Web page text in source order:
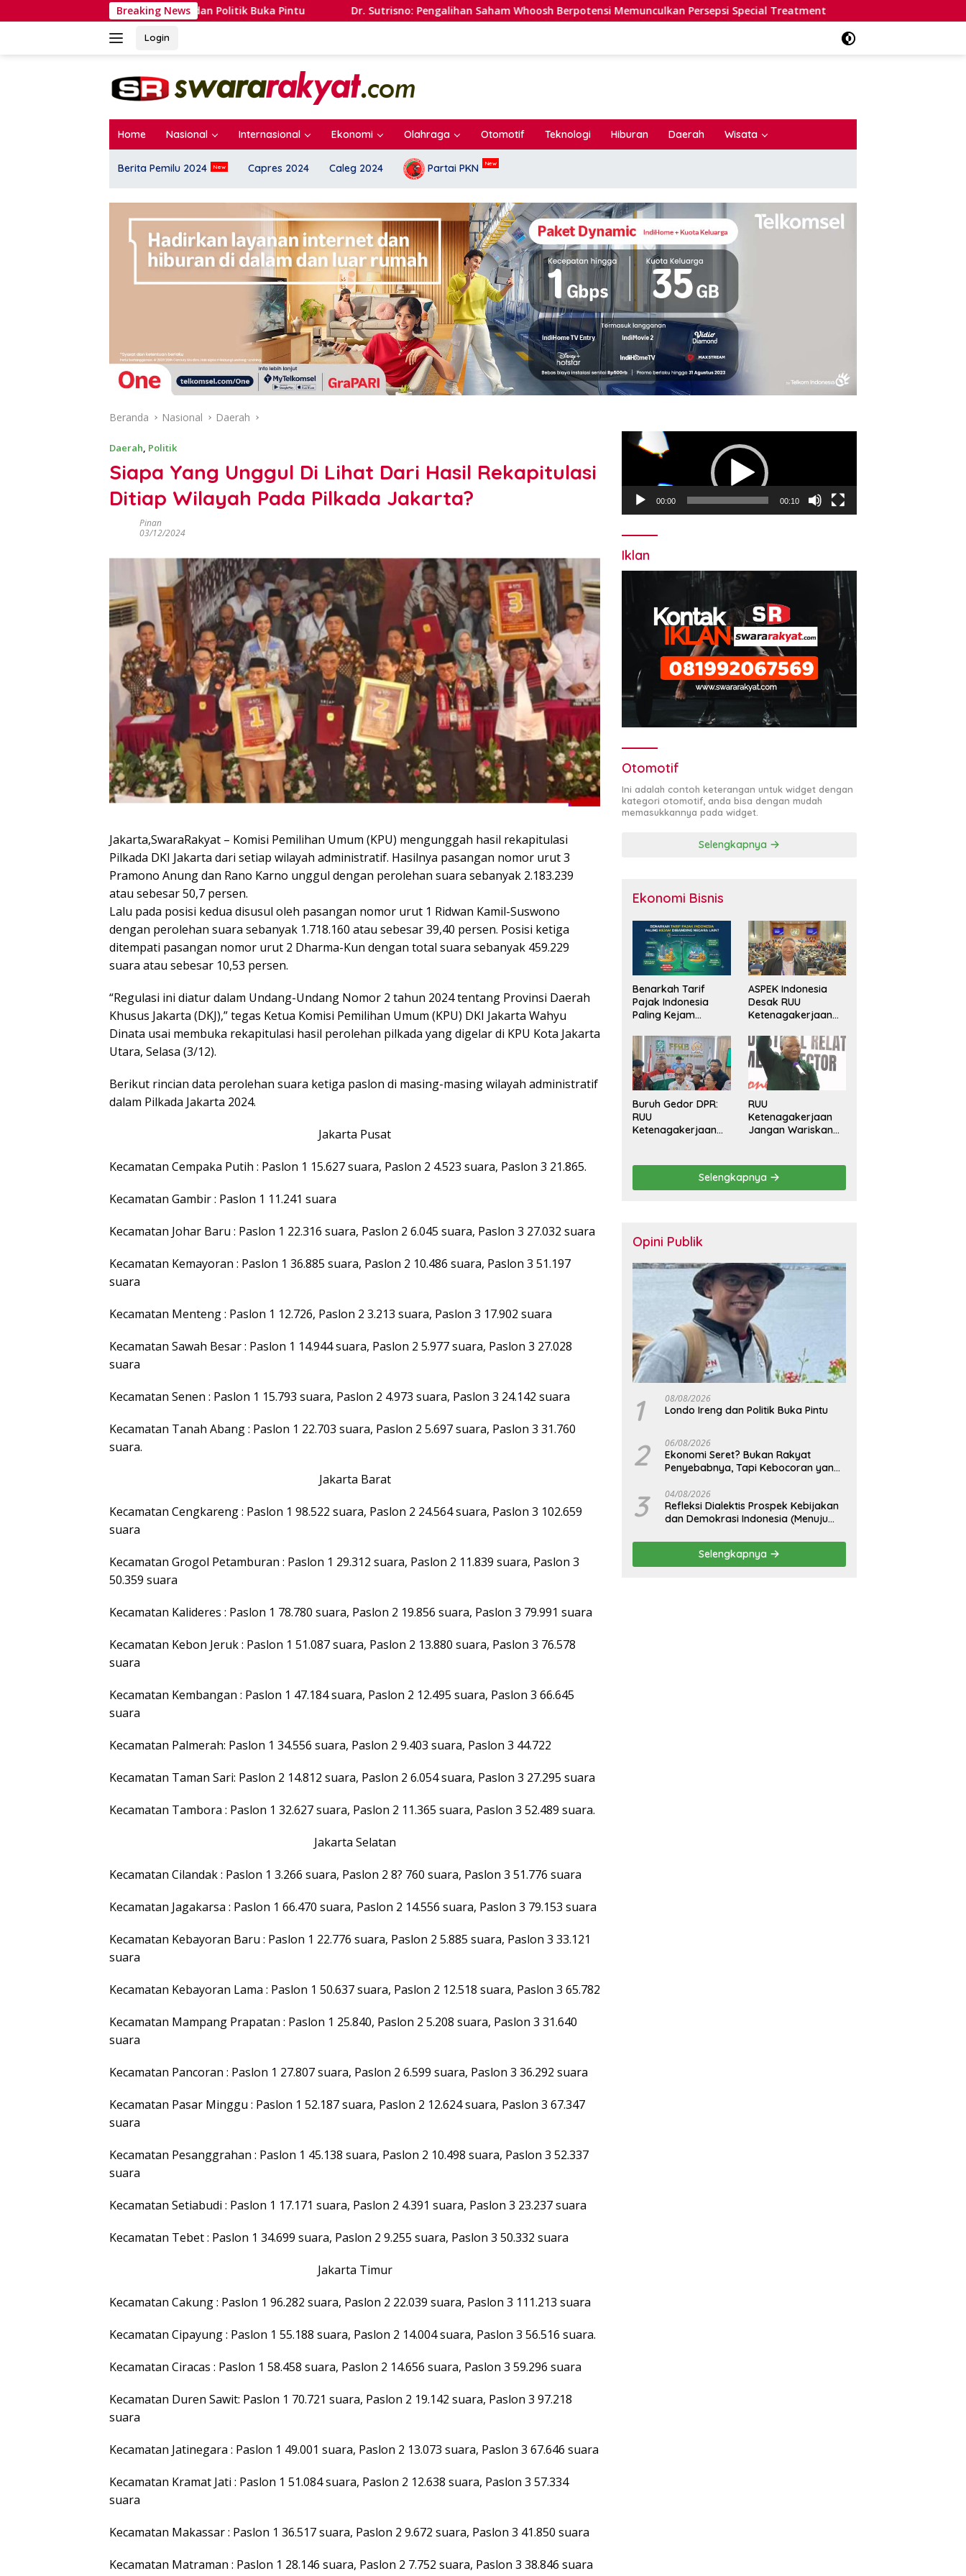
ke
Breaking News
Londo Ireng dan Politik Buka Pintu Dr. Sutrisno: Pengalihan Saham Whoosh Berpotensi Memunculkan Persepsi Special Treatment Heboh Penangkapan Dua
Login
Home Nasional Internasional Ekonomi Olahraga Otomotif Teknologi Hiburan Daerah Wisata
Berita Pemilu 2024 Capres 2024 Caleg 2024 Partai PKN
Beranda Nasional Daerah
Daerah, Politik
Siapa Yang Unggul Di Lihat Dari Hasil Rekapitulasi
Ditiap Wilayah Pada Pilkada Jakarta?
Pinan
03/12/2024
Jakarta,SwaraRakyat – Komisi Pemilihan Umum (KPU) mengunggah hasil rekapitulasi
Pilkada DKI Jakarta dari setiap wilayah administratif. Hasilnya pasangan nomor urut 3
Pramono Anung dan Rano Karno unggul dengan perolehan suara sebanyak 2.183.239
atau sebesar 50,7 persen.
Lalu pada posisi kedua disusul oleh pasangan nomor urut 1 Ridwan Kamil-Suswono
dengan perolehan suara sebanyak 1.718.160 atau sebesar 39,40 persen. Posisi ketiga
ditempati pasangan nomor urut 2 Dharma-Kun dengan total suara sebanyak 459.229
suara atau sebesar 10,53 persen.
“Regulasi ini diatur dalam Undang-Undang Nomor 2 tahun 2024 tentang Provinsi Daerah
Khusus Jakarta (DKJ),” tegas Ketua Komisi Pemilihan Umum (KPU) DKI Jakarta Wahyu
Dinata usai membuka rekapitulasi hasil perolehan pilkada yang digelar di KPU Kota Jakarta
Utara, Selasa (3/12).
Berikut rincian data perolehan suara ketiga paslon di masing-masing wilayah administratif
dalam Pilkada Jakarta 2024.
Jakarta Pusat
Kecamatan Cempaka Putih : Paslon 1 15.627 suara, Paslon 2 4.523 suara, Paslon 3 21.865.
Kecamatan Gambir : Paslon 1 11.241 suara
Kecamatan Johar Baru : Paslon 1 22.316 suara, Paslon 2 6.045 suara, Paslon 3 27.032 suara
Kecamatan Kemayoran : Paslon 1 36.885 suara, Paslon 2 10.486 suara, Paslon 3 51.197
suara
Kecamatan Menteng : Paslon 1 12.726, Paslon 2 3.213 suara, Paslon 3 17.902 suara
Kecamatan Sawah Besar : Paslon 1 14.944 suara, Paslon 2 5.977 suara, Paslon 3 27.028
suara
Kecamatan Senen : Paslon 1 15.793 suara, Paslon 2 4.973 suara, Paslon 3 24.142 suara
Kecamatan Tanah Abang : Paslon 1 22.703 suara, Paslon 2 5.697 suara, Paslon 3 31.760
suara.
Jakarta Barat
Kecamatan Cengkareng : Paslon 1 98.522 suara, Paslon 2 24.564 suara, Paslon 3 102.659
suara
Kecamatan Grogol Petamburan : Paslon 1 29.312 suara, Paslon 2 11.839 suara, Paslon 3
50.359 suara
Kecamatan Kalideres : Paslon 1 78.780 suara, Paslon 2 19.856 suara, Paslon 3 79.991 suara
Kecamatan Kebon Jeruk : Paslon 1 51.087 suara, Paslon 2 13.880 suara, Paslon 3 76.578
suara
Kecamatan Kembangan : Paslon 1 47.184 suara, Paslon 2 12.495 suara, Paslon 3 66.645
suara
Kecamatan Palmerah: Paslon 1 34.556 suara, Paslon 2 9.403 suara, Paslon 3 44.722
Kecamatan Taman Sari: Paslon 2 14.812 suara, Paslon 2 6.054 suara, Paslon 3 27.295 suara
Kecamatan Tambora : Paslon 1 32.627 suara, Paslon 2 11.365 suara, Paslon 3 52.489 suara.
Jakarta Selatan
Kecamatan Cilandak : Paslon 1 3.266 suara, Paslon 2 8? 760 suara, Paslon 3 51.776 suara
Kecamatan Jagakarsa : Paslon 1 66.470 suara, Paslon 2 14.556 suara, Paslon 3 79.153 suara
Kecamatan Kebayoran Baru : Paslon 1 22.776 suara, Paslon 2 5.885 suara, Paslon 3 33.121
suara
Kecamatan Kebayoran Lama : Paslon 1 50.637 suara, Paslon 2 12.518 suara, Paslon 3 65.782
Kecamatan Mampang Prapatan : Paslon 1 25.840, Paslon 2 5.208 suara, Paslon 3 31.640
suara
Kecamatan Pancoran : Paslon 1 27.807 suara, Paslon 2 6.599 suara, Paslon 3 36.292 suara
Kecamatan Pasar Minggu : Paslon 1 52.187 suara, Paslon 2 12.624 suara, Paslon 3 67.347
suara
Kecamatan Pesanggrahan : Paslon 1 45.138 suara, Paslon 2 10.498 suara, Paslon 3 52.337
suara
Kecamatan Setiabudi : Paslon 1 17.171 suara, Paslon 2 4.391 suara, Paslon 3 23.237 suara
Kecamatan Tebet : Paslon 1 34.699 suara, Paslon 2 9.255 suara, Paslon 3 50.332 suara
Jakarta Timur
Kecamatan Cakung : Paslon 1 96.282 suara, Paslon 2 22.039 suara, Paslon 3 111.213 suara
Kecamatan Cipayung : Paslon 1 55.188 suara, Paslon 2 14.004 suara, Paslon 3 56.516 suara.
Kecamatan Ciracas : Paslon 1 58.458 suara, Paslon 2 14.656 suara, Paslon 3 59.296 suara
Kecamatan Duren Sawit: Paslon 1 70.721 suara, Paslon 2 19.142 suara, Paslon 3 97.218
suara
Kecamatan Jatinegara : Paslon 1 49.001 suara, Paslon 2 13.073 suara, Paslon 3 67.646 suara
Kecamatan Kramat Jati : Paslon 1 51.084 suara, Paslon 2 12.638 suara, Paslon 3 57.334
suara
Kecamatan Makassar : Paslon 1 36.517 suara, Paslon 2 9.672 suara, Paslon 3 41.850 suara
Kecamatan Matraman : Paslon 1 28.146 suara, Paslon 2 7.752 suara, Paslon 3 38.846 suara
Pemutar
Video
00:00 00:10
Iklan
Otomotif
Ini adalah contoh keterangan untuk widget dengan
kategori otomotif, anda bisa dengan mudah
memasukkannya pada widget.
Selengkapnya
Ekonomi Bisnis
Benarkah Tarif
Pajak Indonesia
Paling Kejam
Lain?
ASPEK Indonesia
Desak RUU
Ketenagakerjaan
Perlindungan
Pekerja dan Jamin
Hak Pesangon
Buruh Gedor DPR:
RUU
Ketenagakerjaan
Setahun dan
Pulihkan Upah
RUU
Ketenagakerjaan
Jangan Wariskan
Hidup
Selengkapnya
Opini Publik
1 08/08/2026
Londo Ireng dan Politik Buka Pintu
2 06/08/2026
Ekonomi Seret? Bukan Rakyat
Penyebabnya, Tapi Kebocoran yang
3 04/08/2026
Refleksi Dialektis Prospek Kebijakan
dan Demokrasi Indonesia (Menuju
Republik Indonesia)
Selengkapnya